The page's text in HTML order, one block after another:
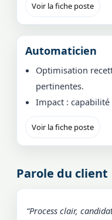
Voir la fiche poste
Automaticien
Optimisation
pertinentes.
Impact : capabilité
Voir la fiche poste
Parole du client
“Process clair,